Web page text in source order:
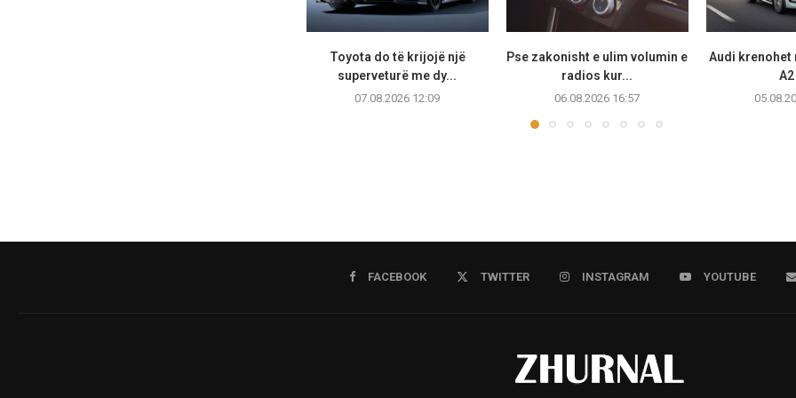
Toyota do të krijojë një
superveturë me dy...
07.08.2026 12:09
Pse zakonisht e ulim volumin e
radios kur...
06.08.2026 16:57
Audi krenohet
FACEBOOK TWITTER INSTAGRAM YOUTUBE